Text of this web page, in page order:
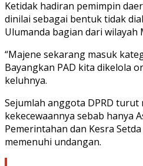
Ketidak hadiran pemimpin
dinilai sebagai bentuk tidak
Ulumanda bagian dari wilayah
“Majene sekarang masuk
Bayangkan PAD kita dikelola
keluhnya.
Sejumlah anggota DPRD turut
kekecewaannya sebab hanya
Pemerintahan dan Kesra
memenuhi undangan.